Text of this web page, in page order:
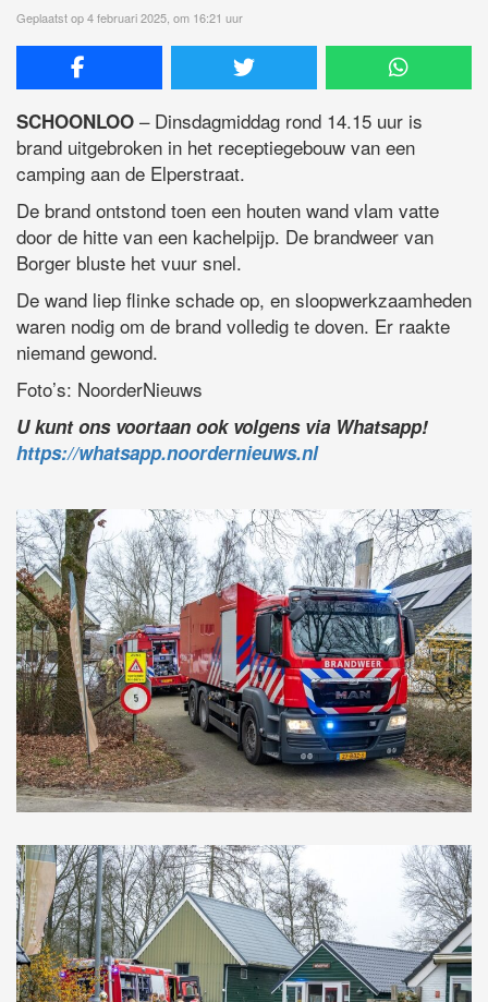
Geplaatst op 4 februari 2025, om 16:21 uur
SCHOONLOO – Dinsdagmiddag rond 14.15 uur is
brand uitgebroken in het receptiegebouw van een
camping aan de Elperstraat.
De brand ontstond toen een houten wand vlam vatte
door de hitte van een kachelpijp. De brandweer van
Borger bluste het vuur snel.
De wand liep flinke schade op, en sloopwerkzaamheden
waren nodig om de brand volledig te doven. Er raakte
niemand gewond.
Foto’s: NoorderNieuws
U kunt ons voortaan ook volgens via Whatsapp!
https://whatsapp.noordernieuws.nl